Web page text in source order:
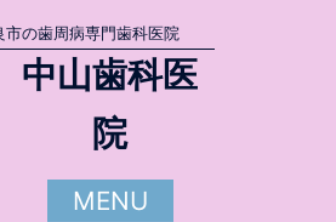
市の歯周病専門歯科医院
中山歯科医
院
MENU